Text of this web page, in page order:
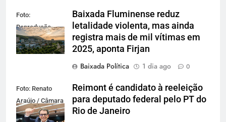
Foto:
Reprodução
Baixada Fluminense reduz
letalidade violenta, mas ainda
registra mais de mil vítimas em
2025, aponta Firjan
Baixada Política
1 dia ago 0
Foto: Renato
Araújo / Câmara
dos Deputados
Reimont é candidato à reeleição
para deputado federal pelo PT do
Rio de Janeiro